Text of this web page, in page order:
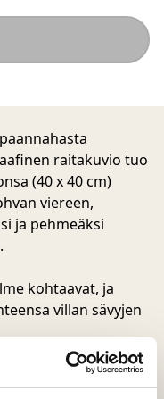
raitakuvio tuo
(40 x 40 cm)
viereen,
ja pehmeäksi
kohtaavat, ja
villan sävyjen
jalkarahina kuin
ja tuo tilaan